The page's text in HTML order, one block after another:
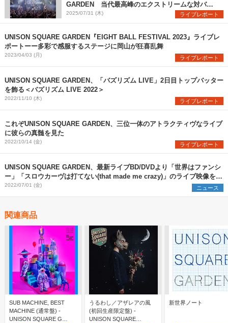
GARDEN 当代最高峰のエクストリームな対バン
を観た
2025/07/31 (木) ライブレポート
UNISON SQUARE GARDEN『EIGHT BALL FESTIVAL 2023』ライブレ
ポートーー多彩で感服するステージに岡山が狂喜乱舞
2023/04/03 (月) ライブレポート
UNISON SQUARE GARDEN、「バズリズム LIVE」2日目トップバッター
を飾る＜バズリズム LIVE 2022＞
2022/11/10 (木) ライブレポート
これぞUNISON SQUARE GARDEN、三位一体のアトラクティヴなライブ
に彼らの真髄を見た
2022/10/14 (金) ライブレポート
UNISON SQUARE GARDEN、最新ライブBD/DVDより「世界はファンシ
ー」「スロウカーヴは打てない(that made me crazy)」のライブ映像を公
開
2022/07/01 (金) ニュース
関連商品
SUB MACHINE, BEST
MACHINE (通常盤) -
UNISON SQUARE G…
うるわし／アザレアの風
(初回生産限定盤) -
UNISON SQUARE
新世界ノート